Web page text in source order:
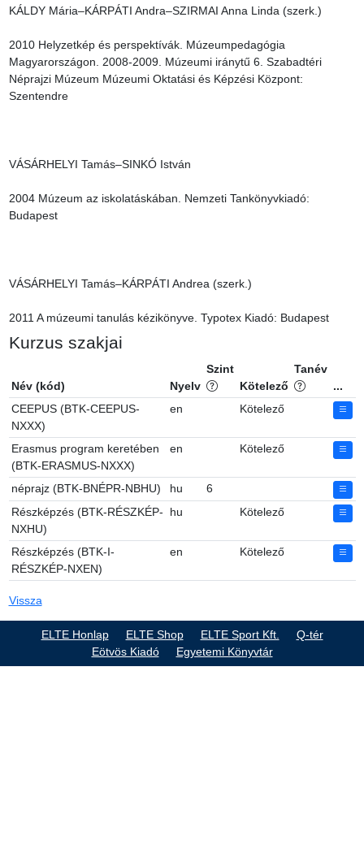
Kurzus szakjai
Név (kód) Nyelv
Szint
Kötelező
Tanév
...
CEEPUS (BTK-CEEPUS-
NXXX)
en Kötelező
Erasmus program keretében
(BTK-ERASMUS-NXXX)
en Kötelező
néprajz (BTK-BNÉPR-NBHU) hu
6
Részképzés (BTK-RÉSZKÉP-
NXHU)
hu Kötelező
Részképzés (BTK-I-
RÉSZKÉP-NXEN)
en Kötelező
Vissza
ELTE Honlap ELTE Shop ELTE Sport Kft.
Q-tér
Eötvös Kiadó
Egyetemi Könyvtár